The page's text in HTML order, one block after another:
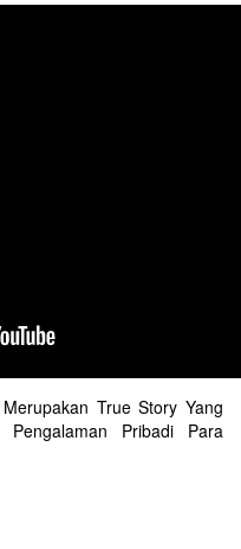
True Story Yang
Pengalaman Pribadi Para